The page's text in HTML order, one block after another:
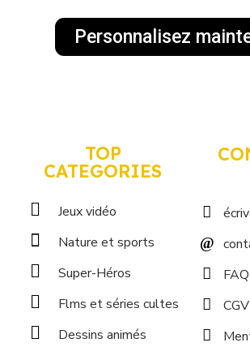
Personnalisez
TOP
CATEGORIES
Jeux vidéo
Nature et sports
Super-Héros
Flms et séries cultes
Dessins animés
FAQ
CGV